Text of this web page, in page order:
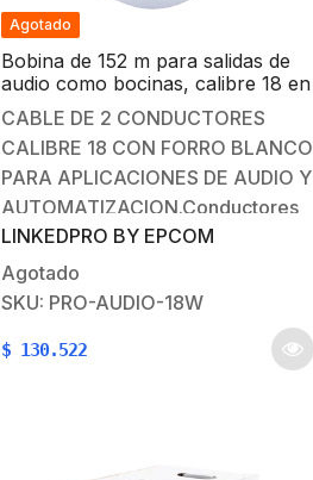
Agotado
Bobina de 152 m para salidas de
audio como bocinas, calibre 18 en
2 hilos de color blanco, Tipo CCA
CABLE DE 2 CONDUCTORES
CALIBRE 18 CON FORRO BLANCO
PARA APLICACIONES DE AUDIO Y
AUTOMATIZACION.Conductores
de cobre con aleación tipo CCA (
Alambre de aluminio recubierto de
cobre ) para cableados de
bocinas, interfonos y sistemas de
automatización . Caracteristicas:
LINKEDPRO BY EPCOM
Agotado
SKU: PRO-AUDIO-18W
$ 130.522